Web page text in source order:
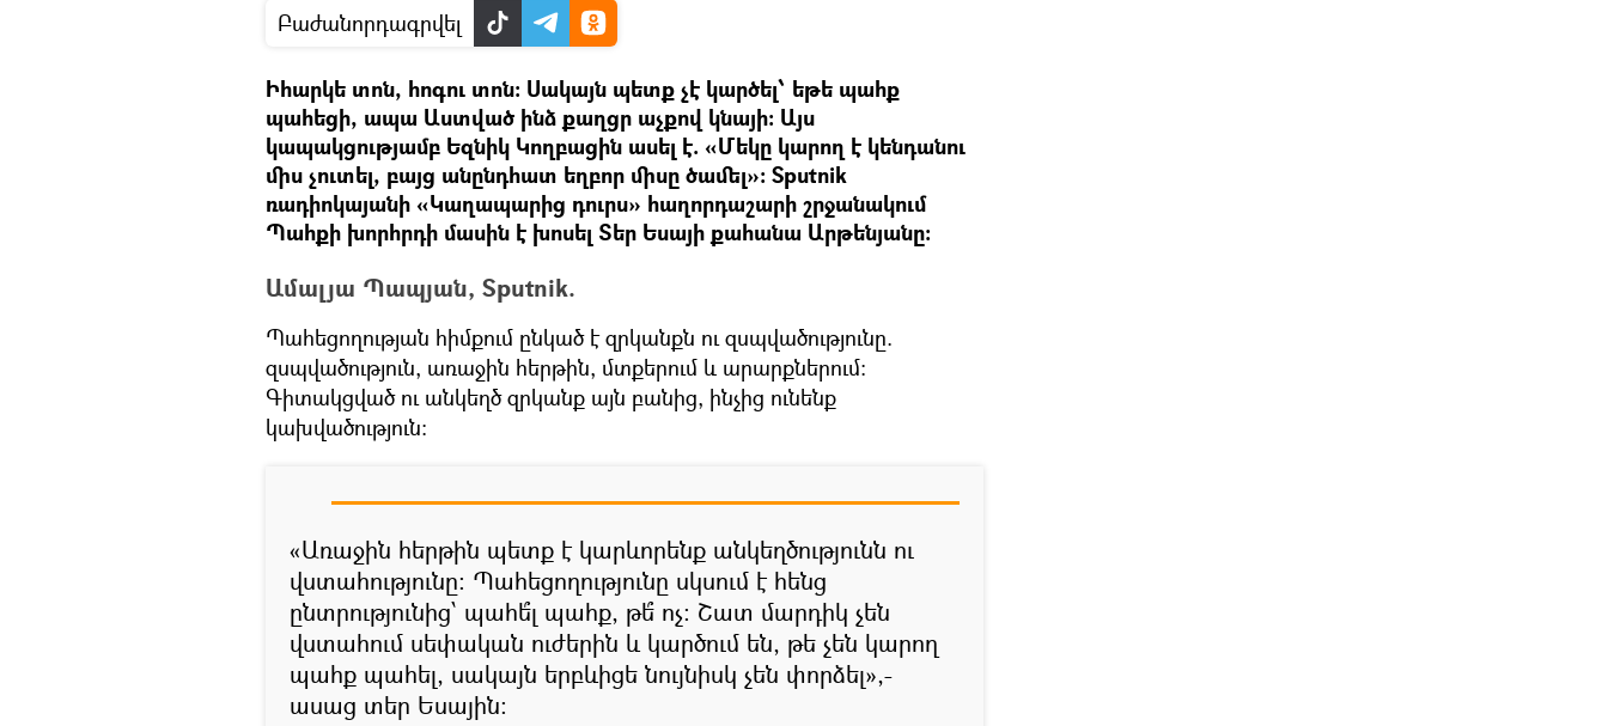
Բաժանորդագրվել
Իհարկե տոն, հոգու տոն: Սակայն պետք չէ կարծել՝ եթե պահք
պահեցի, ապա Աստված ինձ քաղցր աչքով կնայի: Այս
կապակցությամբ Եզնիկ Կողբացին ասել է. «Մեկը կարող է կենդանու
միս չուտել, բայց անընդհատ եղբոր միսը ծամել»: Sputnik
ռադիոկայանի «Կաղապարից դուրս» հաղորդաշարի շրջանակում
Պահքի խորհրդի մասին է խոսել Տեր Եսայի քահանա Արթենյանը:
Ամալյա Պապյան, Sputnik.
Պահեցողության հիմքում ընկած է զրկանքն ու զսպվածությունը.
զսպվածություն, առաջին հերթին, մտքերում և արարքներում:
Գիտակցված ու անկեղծ զրկանք այն բանից, ինչից ունենք
կախվածություն:
«Առաջին հերթին պետք է կարևորենք անկեղծությունն ու
վստահությունը: Պահեցողությունը սկսում է հենց
ընտրությունից՝ պահե՞լ պահք, թե՞ ոչ: Շատ մարդիկ չեն
վստահում սեփական ուժերին և կարծում են, թե չեն կարող
պահք պահել, սակայն երբևիցե նույնիսկ չեն փորձել»,-
ասաց տեր Եսային: